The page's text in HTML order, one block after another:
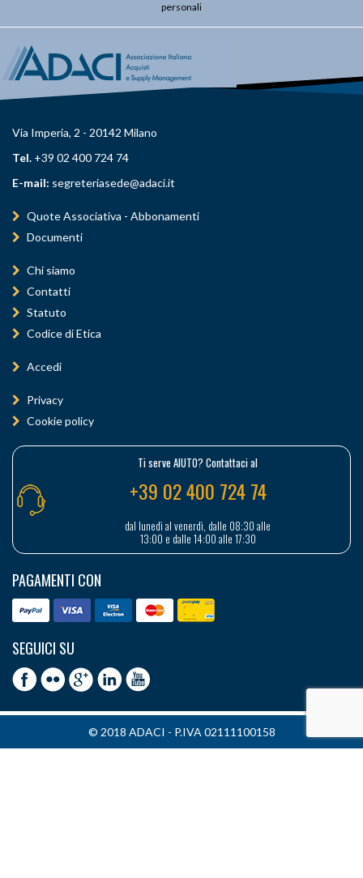
personali
Via Imperia, 2 - 20142 Milano
Tel. +39 02 400 724 74
E-mail: segreteriasede@adaci.it
Quote Associativa - Abbonamenti
Documenti
Chi siamo
Contatti
Statuto
Codice di Etica
Accedi
Privacy
Cookie policy
Ti serve AIUTO? Contattaci al
+39 02 400 724 74
dal lunedì al venerdì, dalle 08:30 alle
13:00 e dalle 14:00 alle 17:30
PAGAMENTI CON
SEGUICI SU
© 2018 ADACI - P.IVA 02111100158